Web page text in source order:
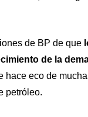
de BP de que
de la
hace eco de
petróleo.